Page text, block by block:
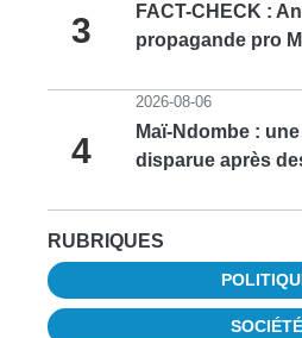
3
FACT-CHECK :
propagande pro
4
2026-08-06
Maï-Ndombe :
disparue après
RUBRIQUES
SOCIÉTÉ